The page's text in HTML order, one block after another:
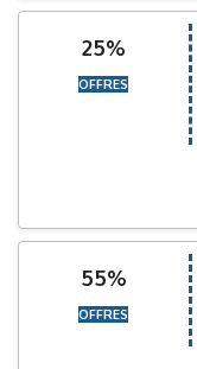
25%
OFFRES
55%
OFFRES